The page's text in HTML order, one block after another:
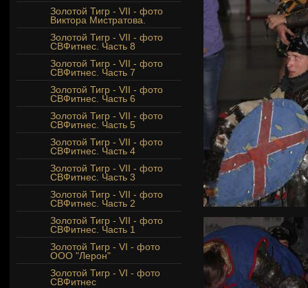
Золотой Тигр - VII - фото
Виктора Мистратова.
Золотой Тигр - VII - фото
СВФитнес. Часть 8
Золотой Тигр - VII - фото
СВФитнес. Часть 7
Золотой Тигр - VII - фото
СВФитнес. Часть 6
Золотой Тигр - VII - фото
СВФитнес. Часть 5
Золотой Тигр - VII - фото
СВФитнес. Часть 4
Золотой Тигр - VII - фото
СВФитнес. Часть 3
Золотой Тигр - VII - фото
СВФитнес. Часть 2
Золотой Тигр - VII - фото
СВФитнес. Часть 1
Золотой Тигр - VI - фото
ООО "Лерон"
Золотой Тигр - VI - фото
СВФитнес